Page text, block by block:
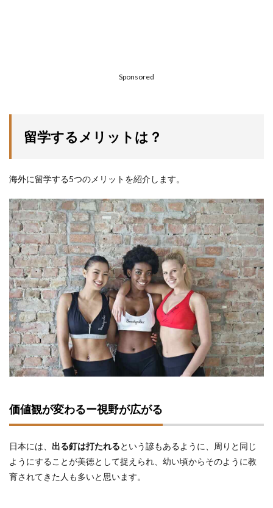
Sponsored
留学するメリットは？
海外に留学する5つのメリットを紹介します。
価値観が変わるー視野が広がる
日本には、 出る釘は打たれるという諺もあるように、周りと同じ
ようにすることが美徳として捉えられ、幼い頃からそのように教
育されてきた人も多いと思います。